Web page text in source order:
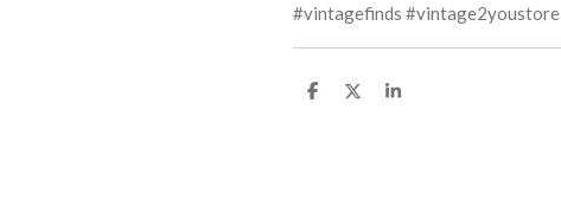
#vintagefinds #vintage2youstore
D
D
S